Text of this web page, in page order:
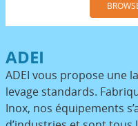
ADEI
ADEI vous propose une
levage standards.
Inox, nos équipements